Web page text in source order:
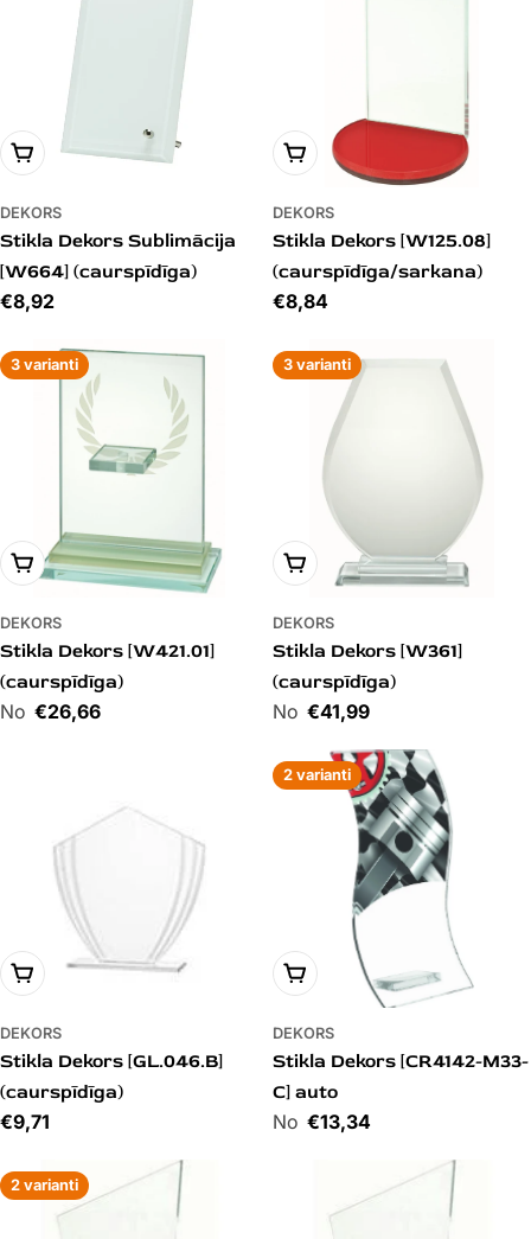
PIEVIENOT GROZAM
DEKORS
Stikla Dekors Sublimācija
[W664] (caurspīdīga)
Cena
€8,92
PIEVIENOT GROZAM
DEKORS
Stikla Dekors [W125.08]
(caurspīdīga/sarkana)
Cena
€8,84
3 varianti
PIEVIENOT GROZAM
DEKORS
Stikla Dekors [W421.01]
(caurspīdīga)
Cena€26,66
3 varianti
PIEVIENOT GROZAM
DEKORS
Stikla Dekors [W361]
(caurspīdīga)
Cena€41,99
PIEVIENOT GROZAM
DEKORS
Stikla Dekors [GL.046.B]
(caurspīdīga)
Cena
€9,71
2 varianti
PIEVIENOT GROZAM
DEKORS
Stikla Dekors [CR4142-M33-
C] auto
Cena€13,34
2 varianti